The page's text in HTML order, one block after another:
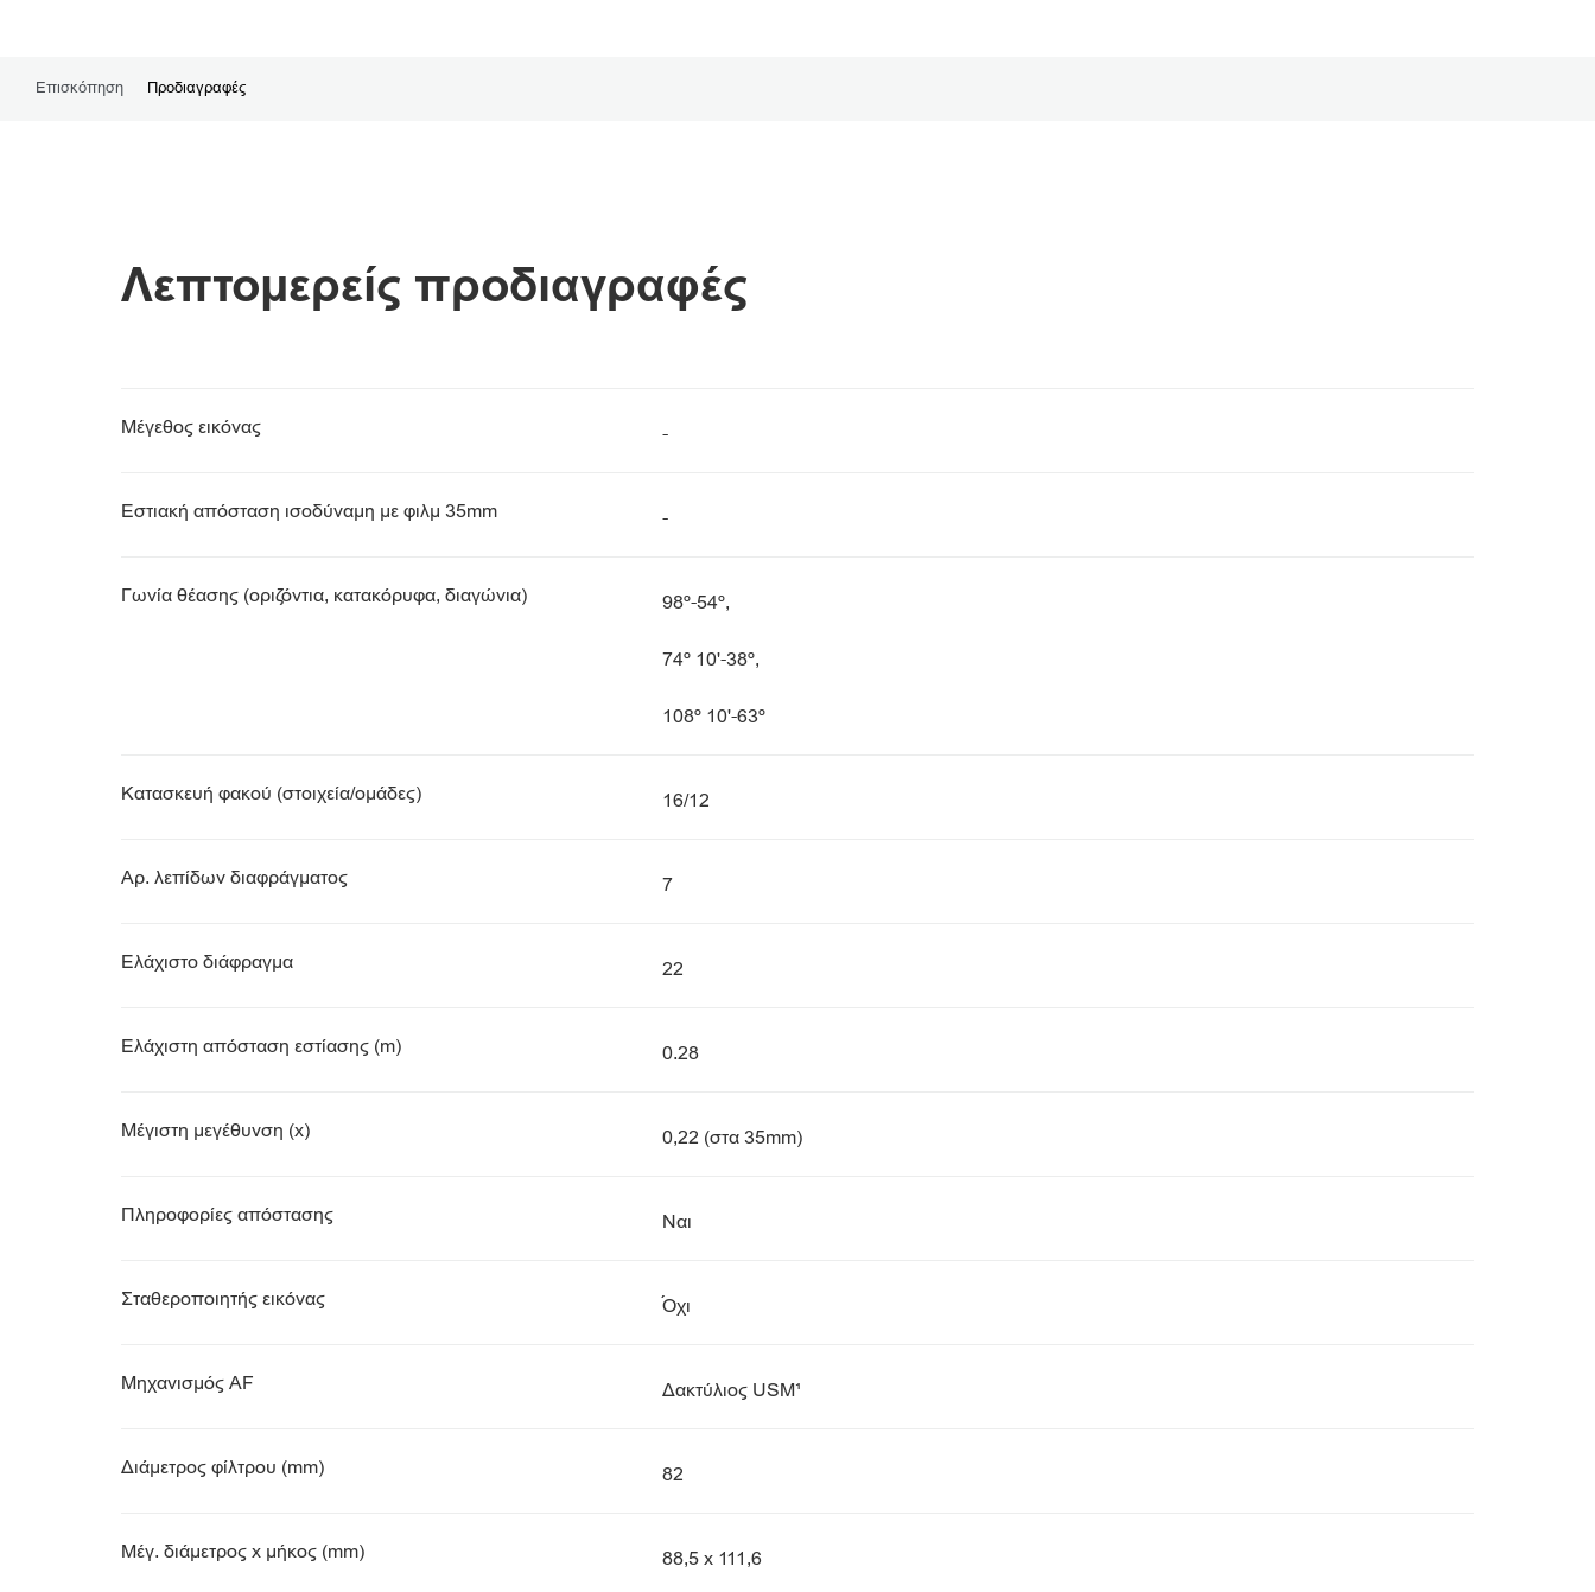
Επισκόπηση Προδιαγραφές
Λεπτομερείς προδιαγραφές
Μέγεθος εικόνας -
Εστιακή απόσταση ισοδύναμη με φιλμ 35mm -
Γωνία θέασης (οριζόντια, κατακόρυφα, διαγώνια) 98º-54º,
74º 10'-38º,
108º 10'-63º
Κατασκευή φακού (στοιχεία/ομάδες) 16/12
Αρ. λεπίδων διαφράγματος 7
Ελάχιστο διάφραγμα 22
Ελάχιστη απόσταση εστίασης (m) 0.28
Μέγιστη μεγέθυνση (x) 0,22 (στα 35mm)
Πληροφορίες απόστασης Ναι
Σταθεροποιητής εικόνας Όχι
Μηχανισμός AF Δακτύλιος USM¹
Διάμετρος φίλτρου (mm) 82
Μέγ. διάμετρος x μήκος (mm) 88,5 x 111,6